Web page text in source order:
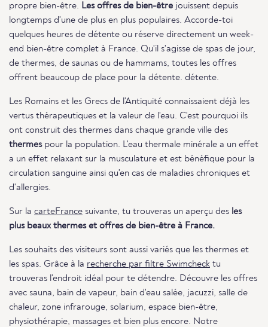
propre bien-être. Les offres de bien-être jouissent depuis
longtemps d'une de plus en plus populaires. Accorde-toi
quelques heures de détente ou réserve directement un week-
end bien-être complet à France. Qu'il s'agisse de spas de jour,
de thermes, de saunas ou de hammams, toutes les offres
offrent beaucoup de place pour la détente. détente.
Les Romains et les Grecs de l'Antiquité connaissaient déjà les
vertus thérapeutiques et la valeur de l'eau. C'est pourquoi ils
ont construit des thermes dans chaque grande ville des
thermespour la population. L'eau thermale minérale a un effet
a un effet relaxant sur la musculature et est bénéfique pour la
circulation sanguine ainsi qu'en cas de maladies chroniques et
d'allergies.
Sur la carteFrance suivante, tu trouveras un aperçu des les
plus beaux thermes et offres de bien-être à France.
Les souhaits des visiteurs sont aussi variés que les thermes et
les spas. Grâce à la recherche par filtre Swimcheck tu
trouveras l'endroit idéal pour te détendre. Découvre les offres
avec sauna, bain de vapeur, bain d'eau salée, jacuzzi, salle de
chaleur, zone infrarouge, solarium, espace bien-être,
physiothérapie, massages et bien plus encore. Notre